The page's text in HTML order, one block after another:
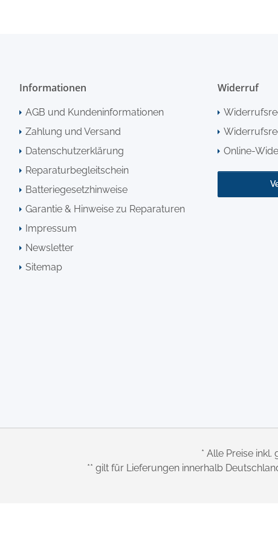
Informationen
AGB und Kundeninformationen
Zahlung und Versand
Datenschutzerklärung
Reparaturbegleitschein
Batteriegesetzhinweise
Garantie & Hinweise zu Reparaturen
Impressum
Newsletter
Sitemap
Widerruf
Online-
* Alle Preise inkl.
** gilt für Lieferungen innerhalb